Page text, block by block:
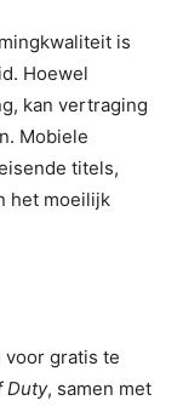
is
Hoewel
kan vertraging
Mobiele
titels,
het moeilijk
voor gratis te
Duty, samen met